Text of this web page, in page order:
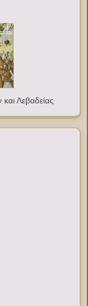
Λεβαδείας